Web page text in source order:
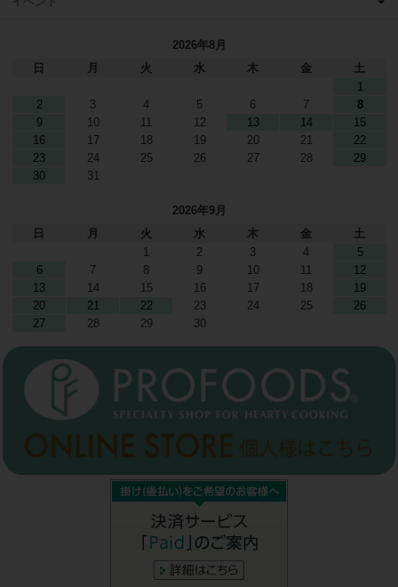
2026年8月
日
月 火 水 木 金
土
1
2
3 4 5 6 7
8
9
10 11 12 13 14
15
16
17 18 19 20 21
22
23
24 25 26 27 28
29
30
31
2026年9月
日
月 火 水 木 金
土
1
2 3 4
5
6
7 8 9 10 11
12
13
14 15 16 17 18
19
20
21 22 23 24 25
26
27
28 29 30